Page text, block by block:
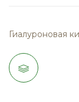
Гиалуроновая